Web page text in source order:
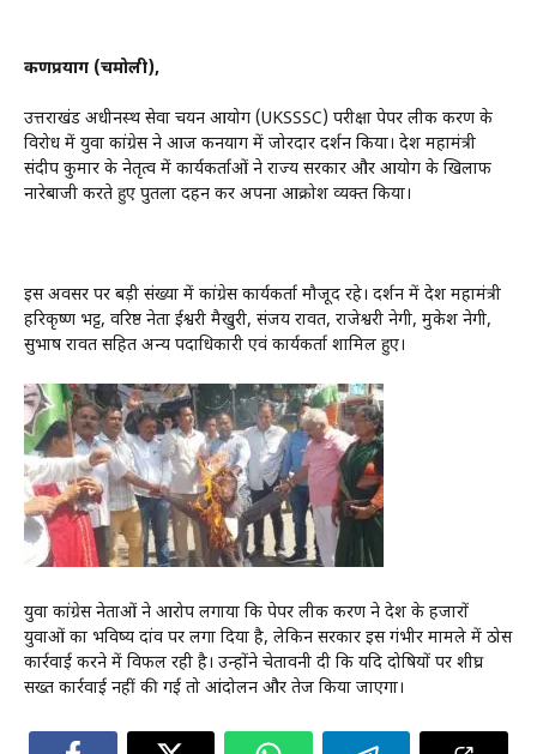
कर्णप्रयाग (चमोली),
उत्तराखंड अधीनस्थ सेवा चयन आयोग (UKSSSC) परीक्षा पेपर लीक प्रकरण के
विरोध में युवा कांग्रेस ने आज कनप्रयाग में जोरदार प्रदर्शन किया। प्रदेश महामंत्री
संदीप कुमार के नेतृत्व में कार्यकर्ताओं ने राज्य सरकार और आयोग के खिलाफ
नारेबाजी करते हुए पुतला दहन कर अपना आक्रोश व्यक्त किया।
इस अवसर पर बड़ी संख्या में कांग्रेस कार्यकर्ता मौजूद रहे। प्रदर्शन में प्रदेश महामंत्री
हरिकृष्ण भट्ट, वरिष्ठ नेता ईश्वरी मैखुरी, संजय रावत, राजेश्वरी नेगी, मुकेश नेगी,
सुभाष रावत सहित अन्य पदाधिकारी एवं कार्यकर्ता शामिल हुए।
युवा कांग्रेस नेताओं ने आरोप लगाया कि पेपर लीक प्रकरण ने प्रदेश के हजारों
युवाओं का भविष्य दांव पर लगा दिया है, लेकिन सरकार इस गंभीर मामले में ठोस
कार्रवाई करने में विफल रही है। उन्होंने चेतावनी दी कि यदि दोषियों पर शीघ्र
सख्त कार्रवाई नहीं की गई तो आंदोलन और तेज किया जाएगा।